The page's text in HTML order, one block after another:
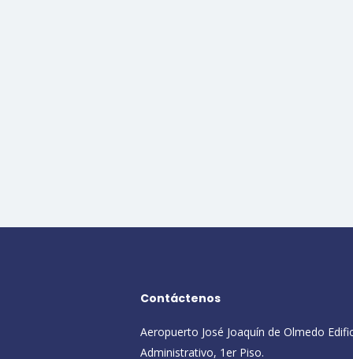
Contáctenos
Aeropuerto José Joaquín de Olmedo
Administrativo, 1er Piso.